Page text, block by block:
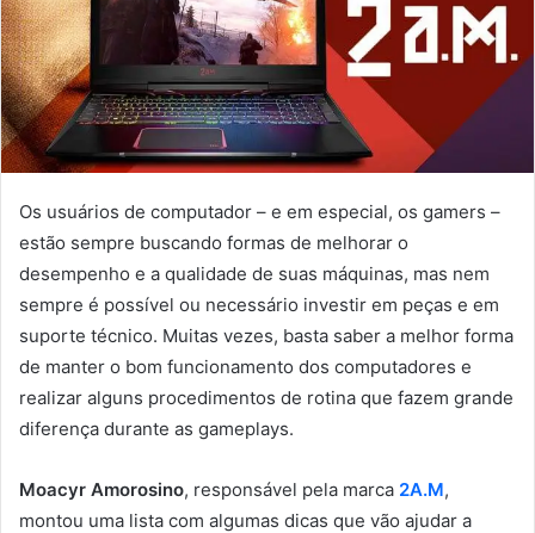
Os usuários de computador – e em especial, os gamers –
estão sempre buscando formas de melhorar o
desempenho e a qualidade de suas máquinas, mas nem
sempre é possível ou necessário investir em peças e em
suporte técnico. Muitas vezes, basta saber a melhor forma
de manter o bom funcionamento dos computadores e
realizar alguns procedimentos de rotina que fazem grande
diferença durante as gameplays.
Moacyr Amorosino, responsável pela marca 2A.M,
montou uma lista com algumas dicas que vão ajudar a